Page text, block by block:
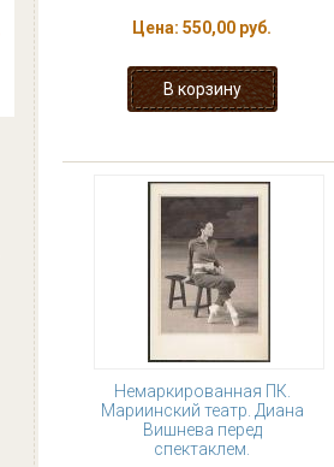
Цена: 550,00 руб.
Немаркированная ПК.
Мариинский театр. Диана
Вишнева перед
спектаклем.